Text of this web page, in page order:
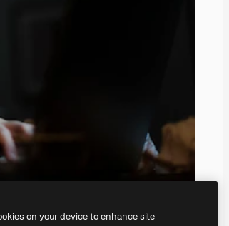
on your device to enhance site